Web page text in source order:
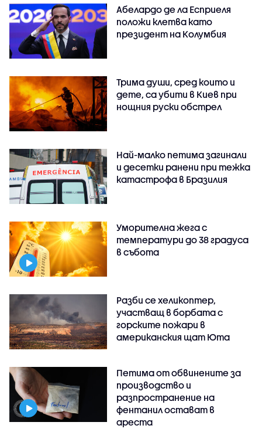
Абелардо де ла Есприеля
положи клетва като
президент на Колумбия
Трима души, сред които и
дете, са убити в Киев при
нощния руски обстрел
Най-малко петима загинали
и десетки ранени при тежка
катастрофа в Бразилия
Уморителна жега с
температури до 38 градуса
в събота
Разби се хеликоптер,
участващ в борбата с
горските пожари в
американския щат Юта
Петима от обвинените за
производство и
разпространение на
фентанил остават в
ареста